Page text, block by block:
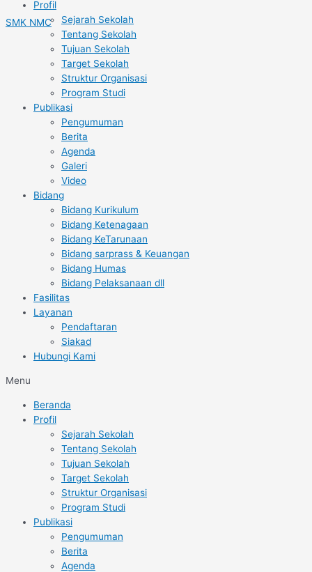
Lewati
ke
SMK NMC
Profil
Sejarah Sekolah
Tentang Sekolah
Tujuan Sekolah
Target Sekolah
Struktur Organisasi
Program Studi
Publikasi
Pengumuman
Berita
Agenda
Galeri
Video
Bidang
Bidang Kurikulum
Bidang Ketenagaan
Bidang KeTarunaan
Bidang sarprass & Keuangan
Bidang Humas
Bidang Pelaksanaan dll
Fasilitas
Layanan
Pendaftaran
Siakad
Hubungi Kami
Menu
Beranda
Profil
Sejarah Sekolah
Tentang Sekolah
Tujuan Sekolah
Target Sekolah
Struktur Organisasi
Program Studi
Publikasi
Pengumuman
Berita
Agenda